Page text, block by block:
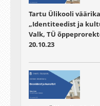
Tartu Ülikooli
„Identiteedist ja
Valk, TÜ
20.10.23